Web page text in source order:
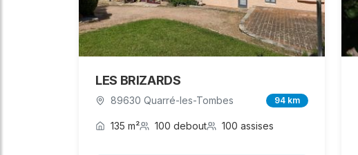
LES BRIZARDS
89630 Quarré-les-Tombes 94 km
135 m² 100 debout 100 assises